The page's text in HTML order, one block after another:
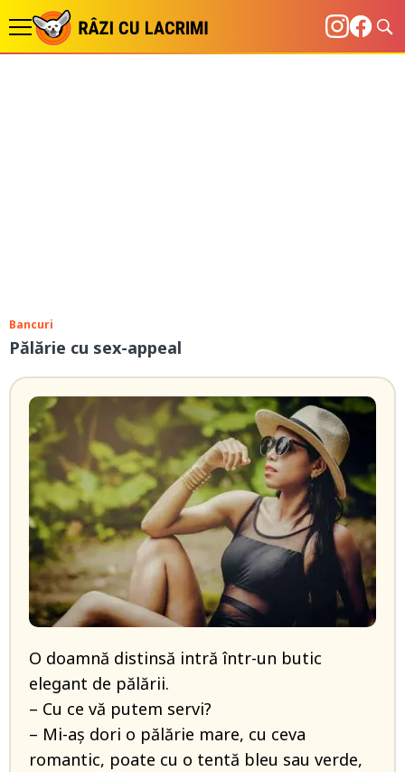
Bancuri
Pălărie cu sex-appeal
O doamnă distinsă intră într-un butic
elegant de pălării.
– Cu ce vă putem servi?
– Mi-aș dori o pălărie mare, cu ceva
romantic, poate cu o tentă bleu sau verde,